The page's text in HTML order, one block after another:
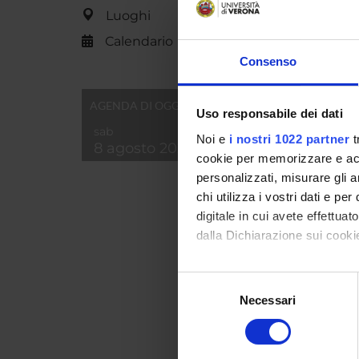
Consenso
Uso responsabile dei dati
Noi e i nostri 1022 partner
cookie per memorizzare e
personalizzati, misurare gli
chi utilizza i vostri dati e per
digitale in cui avete
dalla Dichiarazione sui
Con il tuo consenso,
raccogliere
digitali).
Necessari
Luoghi
Calendario
Id
Handle